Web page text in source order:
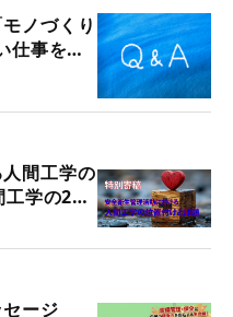
ノづくり
事をす
解決」
人間工学の
動の背景
セージ